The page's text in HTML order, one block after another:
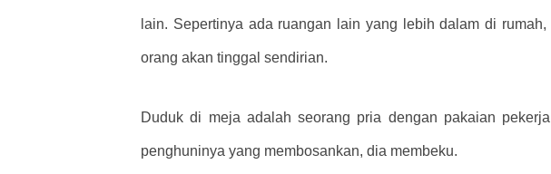
lain. Sepertinya ada ruangan lain yang lebih dalam di
orang akan tinggal sendirian.
Duduk di meja adalah seorang pria dengan pakaian
penghuninya yang membosankan, dia membeku.